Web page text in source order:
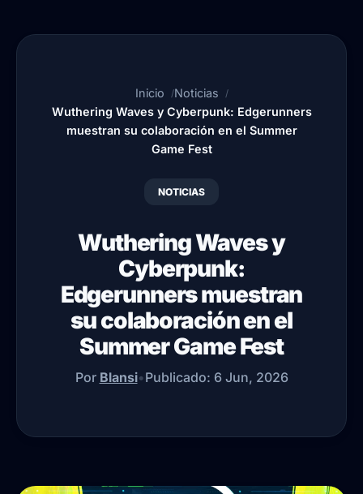
Inicio
Noticias
Wuthering Waves y Cyberpunk: Edgerunners
muestran su colaboración en el Summer
Game Fest
NOTICIAS
Wuthering Waves y
Cyberpunk:
Edgerunners muestran
su colaboración en el
Summer Game Fest
Por Blansi•Publicado: 6 Jun, 2026